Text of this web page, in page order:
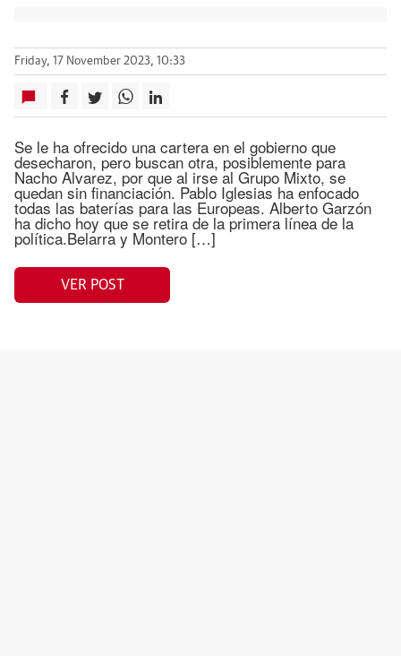
Friday, 17 November 2023, 10:33
Se le ha ofrecido una cartera en el gobierno que
desecharon, pero buscan otra, posiblemente para
Nacho Alvarez, por que al irse al Grupo Mixto, se
quedan sin financiación. Pablo Iglesias ha enfocado
todas las baterías para las Europeas. Alberto Garzón
ha dicho hoy que se retira de la primera línea de la
política.Belarra y Montero […]
VER POST